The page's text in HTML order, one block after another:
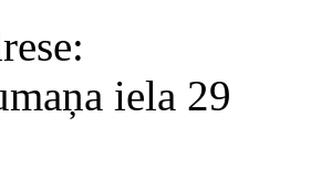
iela 29